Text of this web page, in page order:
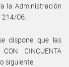
la Administración
214/06.
dispone que las
CINCUENTA
siguiente.